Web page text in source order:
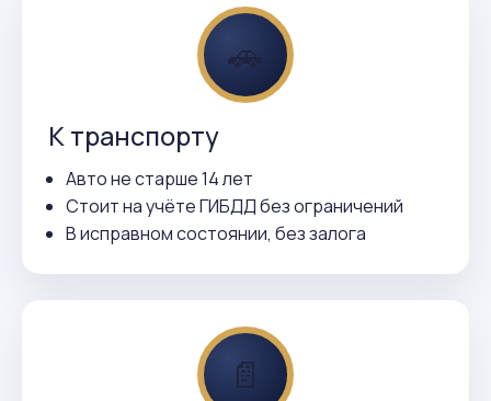
🚗
К транспорту
Авто не старше 14 лет
Стоит на учёте ГИБДД без ограничений
В исправном состоянии, без залога
📄